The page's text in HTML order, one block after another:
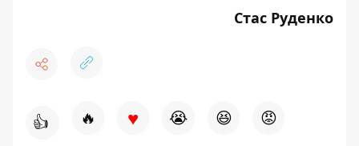
Стас Руденко
👍 🔥 ♥ 😭 😆 😡